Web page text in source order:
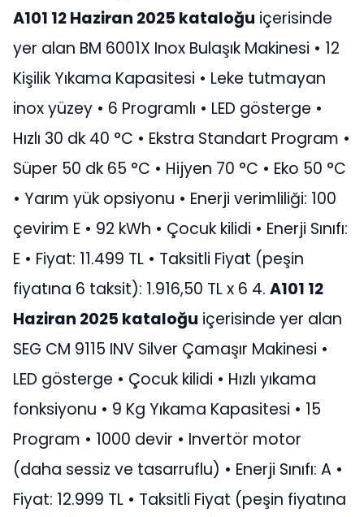
A101 12 Haziran 2025 kataloğu içerisinde
yer alan BM 6001X Inox Bulaşık Makinesi • 12
Kişilik Yıkama Kapasitesi • Leke tutmayan
inox yüzey • 6 Programlı • LED gösterge •
Hızlı 30 dk 40 °C • Ekstra Standart Program •
Süper 50 dk 65 °C • Hijyen 70 °C • Eko 50 °C
• Yarım yük opsiyonu • Enerji verimliliği: 100
çevirim E • 92 kWh • Çocuk kilidi • Enerji Sınıfı:
E • Fiyat: 11.499 TL • Taksitli Fiyat (peşin
fiyatına 6 taksit): 1.916,50 TL x 6 4. A101 12
Haziran 2025 kataloğu içerisinde yer alan
SEG CM 9115 INV Silver Çamaşır Makinesi •
LED gösterge • Çocuk kilidi • Hızlı yıkama
fonksiyonu • 9 Kg Yıkama Kapasitesi • 15
Program • 1000 devir • Invertör motor
(daha sessiz ve tasarruflu) • Enerji Sınıfı: A •
Fiyat: 12.999 TL • Taksitli Fiyat (peşin fiyatına